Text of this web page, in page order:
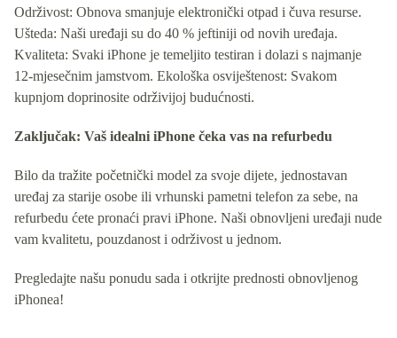
Održivost: Obnova smanjuje elektronički otpad i čuva resurse.
Ušteda: Naši uređaji su do 40 % jeftiniji od novih uređaja.
Kvaliteta: Svaki iPhone je temeljito testiran i dolazi s najmanje
12-mjesečnim jamstvom. Ekološka osviještenost: Svakom
kupnjom doprinosite održivijoj budućnosti.
Zaključak: Vaš idealni iPhone čeka vas na refurbedu
Bilo da tražite početnički model za svoje dijete, jednostavan
uređaj za starije osobe ili vrhunski pametni telefon za sebe, na
refurbedu ćete pronaći pravi iPhone. Naši obnovljeni uređaji nude
vam kvalitetu, pouzdanost i održivost u jednom.
Pregledajte našu ponudu sada i otkrijte prednosti obnovljenog
iPhonea!